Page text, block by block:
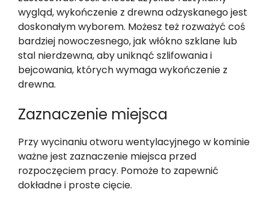
wygląd, wykończenie z drewna odzyskanego jest
doskonałym wyborem. Możesz też rozważyć coś
bardziej nowoczesnego, jak włókno szklane lub
stal nierdzewna, aby uniknąć szlifowania i
bejcowania, których wymaga wykończenie z
drewna.
Zaznaczenie miejsca
Przy wycinaniu otworu wentylacyjnego w kominie
ważne jest zaznaczenie miejsca przed
rozpoczęciem pracy. Pomoże to zapewnić
dokładne i proste cięcie.